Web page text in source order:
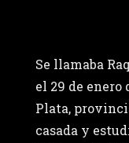
Se llamaba
el 29 de enero
Plata,
casada y